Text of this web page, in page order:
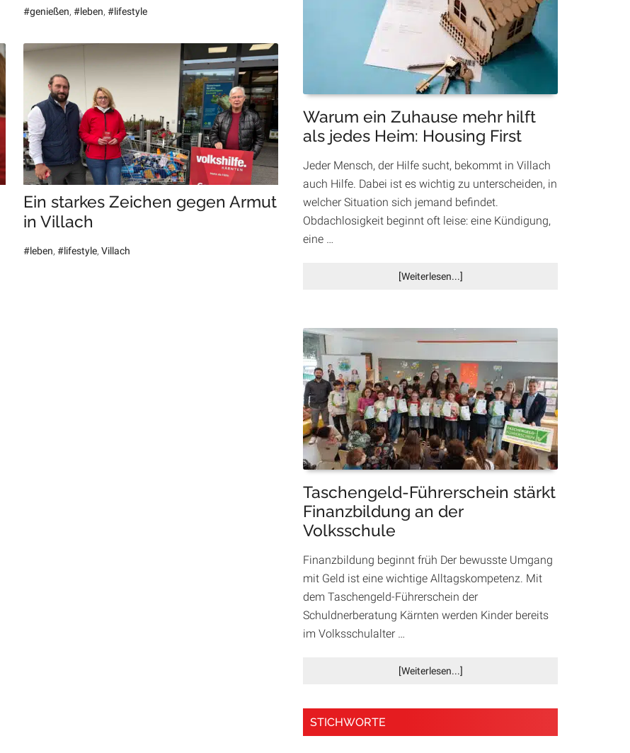
#genießen, #leben, #lifestyle
Ein starkes Zeichen gegen Armut
in Villach
#leben, #lifestyle, Villach
FEST“
und
„WomanWonder
Weiblichkeit
–
AWAKEN“
starke
Akzente
Warum ein Zuhause mehr hilft
als jedes Heim: Housing First
Jeder Mensch, der Hilfe sucht, bekommt in Villach
auch Hilfe. Dabei ist es wichtig zu unterscheiden, in
welcher Situation sich jemand befindet.
Obdachlosigkeit beginnt oft leise: eine Kündigung,
eine …
[Weiterlesen...]Infos
ein
mehr
hilft
als
jedes
Heim:
Housing
First
Taschengeld-Führerschein stärkt
Finanzbildung an der
Volksschule
Finanzbildung beginnt früh Der bewusste Umgang
mit Geld ist eine wichtige Alltagskompetenz. Mit
dem Taschengeld-Führerschein der
Schuldnerberatung Kärnten werden Kinder bereits
im Volksschulalter …
[Weiterlesen...]Infos
STICHWORTE